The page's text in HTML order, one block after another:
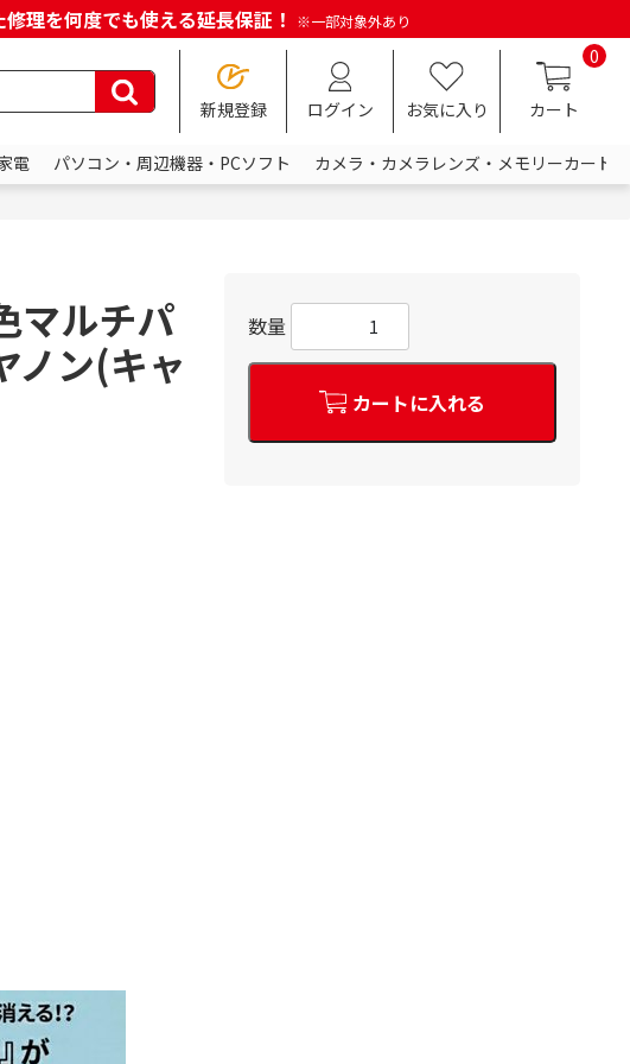
理を何度でも使える延長保証！ ※一部対象外あり
新規登録 ログイン お気に入り
0
カート
電 パソコン・周辺機器・PCソフト
カメラ・カメラレンズ・メモリーカード
マルチパ
ノン(キャ
数量
カートに入れる